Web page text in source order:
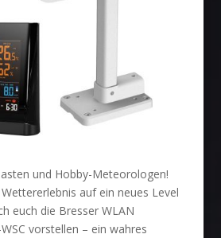
und Hobby-Meteorologen!
auf ein neues Level
euch die Bresser WLAN
vorstellen – ein wahres